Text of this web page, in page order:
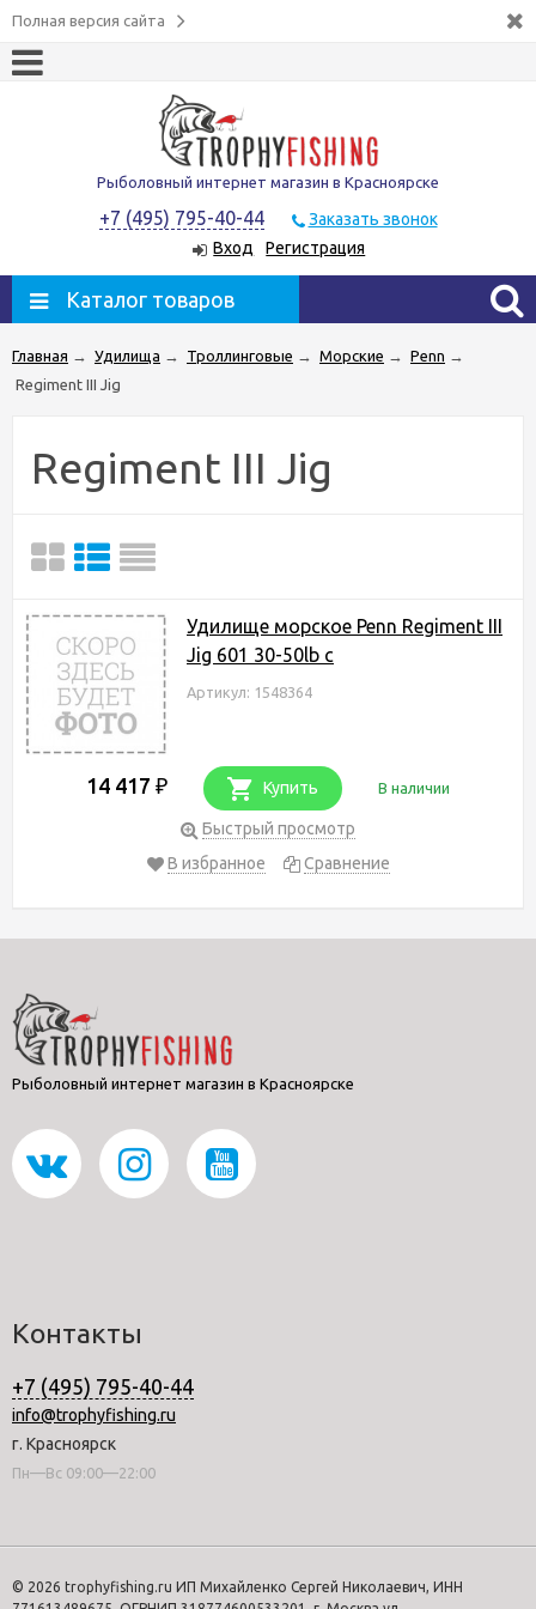
Полная версия сайта
Рыболовный интернет магазин в Красноярске
+7 (495) 795-40-44
Заказать звонок
Вход
Регистрация
Каталог товаров
Главная → Удилища → Троллинговые → Морские → Penn →
Regiment III Jig
Regiment III Jig
Удилище морское Penn Regiment III
Jig 601 30-50lb c
Артикул: 1548364
14 417 ₽ Купить В наличии
Быстрый просмотр
В избранное
Сравнение
Рыболовный интернет магазин в Красноярске
Контакты
+7 (495) 795-40-44
info@trophyfishing.ru
г. Красноярск
Пн—Вс 09:00—22:00
© 2026 trophyfishing.ru ИП Михайленко Сергей Николаевич, ИНН